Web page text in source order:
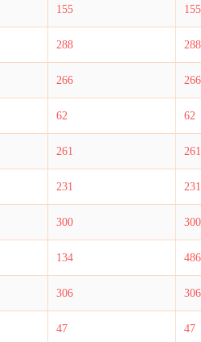
155 155
288 288
266 266
62 62
261 261
231 231
300 300
134 486
306 306
47 47